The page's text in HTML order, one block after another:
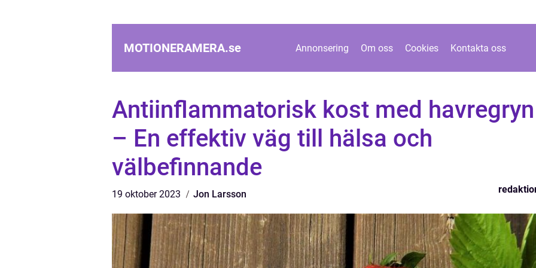
MOTIONERAMERA.se Annonsering Om oss Cookies Kontakta oss
Antiinflammatorisk kost med havregryn
– En effektiv väg till hälsa och
välbefinnande
19 oktober 2023 Jon Larsson